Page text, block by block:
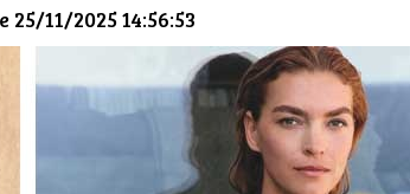
25/11/2025 14:56:53